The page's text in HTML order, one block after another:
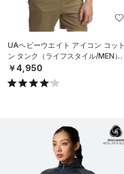
UAヘビーウエイト アイコン コット
ン タンク（ライフスタイル/MEN）
￥4,950